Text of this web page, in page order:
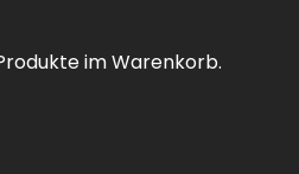
im Warenkorb.